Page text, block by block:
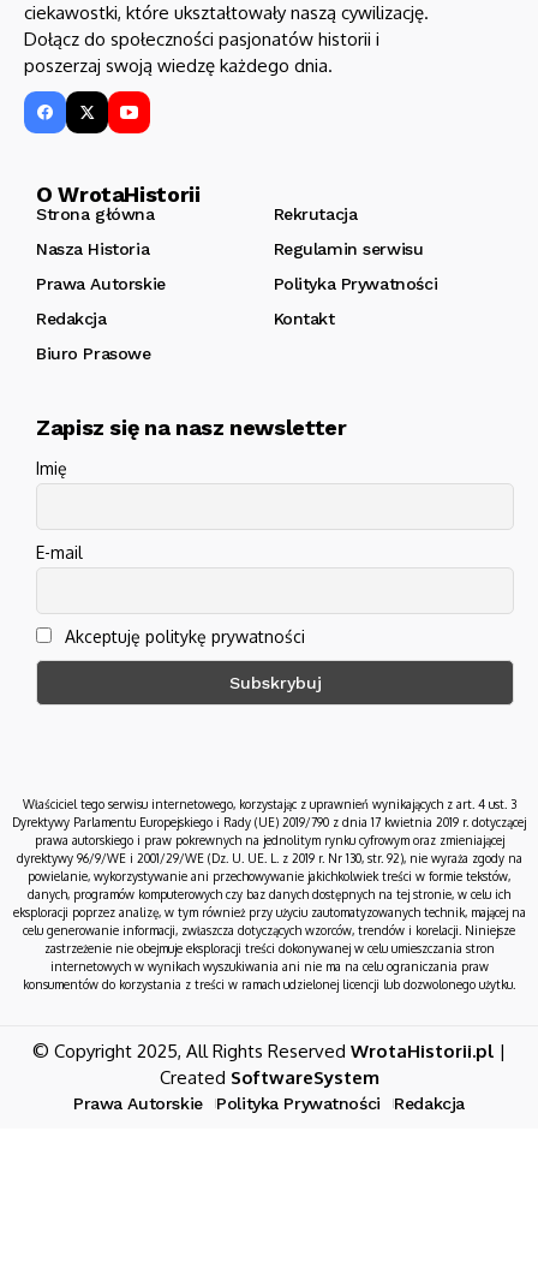
ciekawostki, które ukształtowały naszą cywilizację.
Dołącz do społeczności pasjonatów historii i
poszerzaj swoją wiedzę każdego dnia.
O WrotaHistorii
Strona główna
Rekrutacja
Nasza Historia
Regulamin serwisu
Prawa Autorskie
Polityka Prywatności
Redakcja
Kontakt
Biuro Prasowe
Zapisz się na nasz newsletter
Imię
E-mail
Akceptuję politykę prywatności
Właściciel tego serwisu internetowego, korzystając z uprawnień wynikających z art. 4 ust. 3
Dyrektywy Parlamentu Europejskiego i Rady (UE) 2019/790 z dnia 17 kwietnia 2019 r. dotyczącej
prawa autorskiego i praw pokrewnych na jednolitym rynku cyfrowym oraz zmieniającej
dyrektywy 96/9/WE i 2001/29/WE (Dz. U. UE. L. z 2019 r. Nr 130, str. 92), nie wyraża zgody na
powielanie, wykorzystywanie ani przechowywanie jakichkolwiek treści w formie tekstów,
danych, programów komputerowych czy baz danych dostępnych na tej stronie, w celu ich
eksploracji poprzez analizę, w tym również przy użyciu zautomatyzowanych technik, mającej na
celu generowanie informacji, zwłaszcza dotyczących wzorców, trendów i korelacji. Niniejsze
zastrzeżenie nie obejmuje eksploracji treści dokonywanej w celu umieszczania stron
internetowych w wynikach wyszukiwania ani nie ma na celu ograniczania praw
konsumentów do korzystania z treści w ramach udzielonej licencji lub dozwolonego użytku.
© Copyright 2025, All Rights Reserved WrotaHistorii.pl |
Created SoftwareSystem
Prawa Autorskie Polityka Prywatności Redakcja